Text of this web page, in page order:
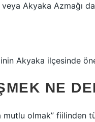
veya Akyaka Azmağı
Akyaka ilçesinde
NE
olmak” fiilinden